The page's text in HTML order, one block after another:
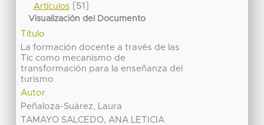
Artículos[51]
Visualización del Documento
Título
La formación docente a través de las
Tic como mecanismo de
transformación para la enseñanza del
turismo
Autor
Peñaloza-Suàrez, Laura
TAMAYO SALCEDO, ANA LETICIA